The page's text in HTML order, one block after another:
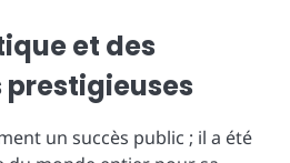
et des
un succès public ; il a été